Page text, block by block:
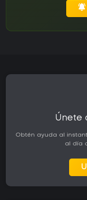
Únete
Obtén ayuda al
al día